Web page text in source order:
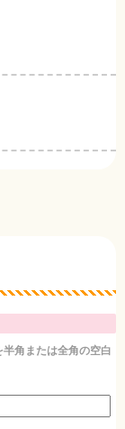
角または全角の空白